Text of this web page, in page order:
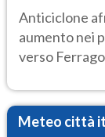
ancora
Anticiclone
aumento nei
verso
Meteo città